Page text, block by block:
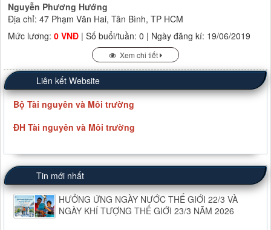
Nguyễn Phương Hướng
Địa chỉ: 47 Phạm Văn Hai, Tân Bình, TP HCM
Mức lương: 0 VNĐ | Số buổi/tuần: 0 | Ngày đăng kí: 19/06/2019
Xem chi tiết
Liên kết Website
Bộ Tài nguyên và Môi trường
ĐH Tài nguyên và Môi trường
Tin mới nhất
HƯỞNG ỨNG NGÀY NƯỚC THẾ GIỚI 22/3 VÀ
NGÀY KHÍ TƯỢNG THẾ GIỚI 23/3 NĂM 2026